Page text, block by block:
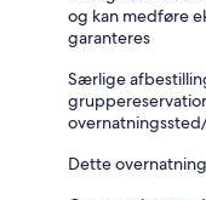
og kan medføre
garanteres
Særlige
Dette